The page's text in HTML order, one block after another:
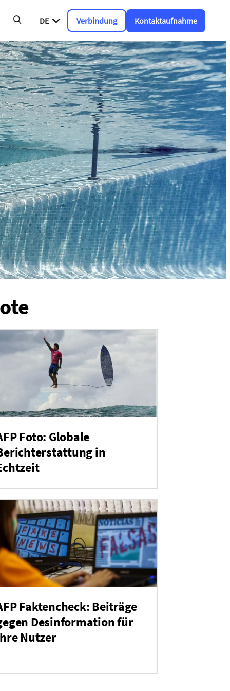
DE Verbindung Kontaktaufnahme
Foto: Globale
in
Faktencheck: Beiträge
Desinformation für
Nutzer